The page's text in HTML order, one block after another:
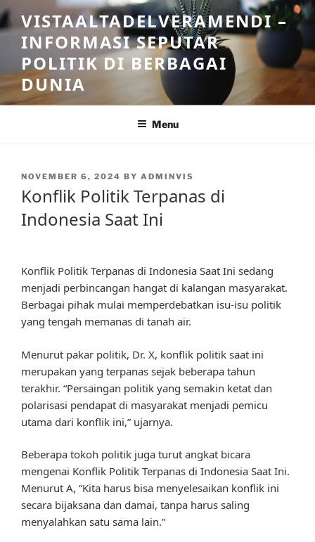
Skip
to
content
VISTAALTADELVERAMENDI –
INFORMASI SEPUTAR
POLITIK DI BERBAGAI
DUNIA
Menu
POSTED
NOVEMBER 6, 2024 BY ADMINVIS
Konflik Politik Terpanas di
Indonesia Saat Ini
Konflik Politik Terpanas di Indonesia Saat Ini sedang
menjadi perbincangan hangat di kalangan masyarakat.
Berbagai pihak mulai memperdebatkan isu-isu politik
yang tengah memanas di tanah air.
Menurut pakar politik, Dr. X, konflik politik saat ini
merupakan yang terpanas sejak beberapa tahun
terakhir. “Persaingan politik yang semakin ketat dan
polarisasi pendapat di masyarakat menjadi pemicu
utama dari konflik ini,” ujarnya.
Beberapa tokoh politik juga turut angkat bicara
mengenai Konflik Politik Terpanas di Indonesia Saat Ini.
Menurut A, “Kita harus bisa menyelesaikan konflik ini
secara bijaksana dan damai, tanpa harus saling
menyalahkan satu sama lain.”